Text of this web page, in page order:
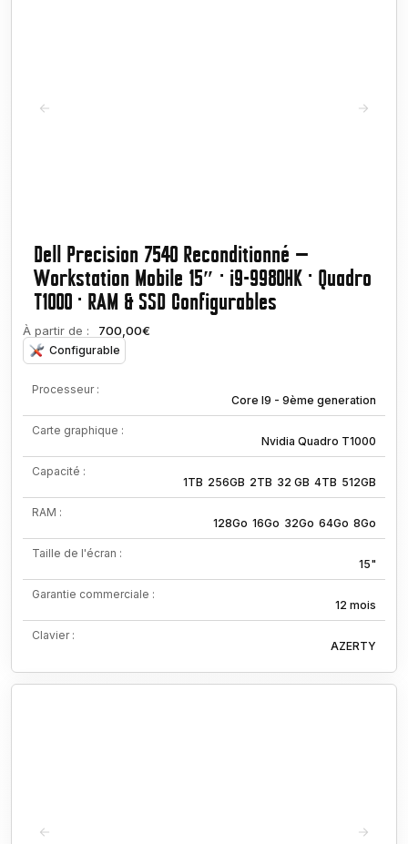
Dell Precision 7540 Reconditionné —
Workstation Mobile 15″ · i9-9980HK · Quadro
T1000 · RAM & SSD Configurables
À partir de : 700,00€
Configurable
Processeur :
Core I9 - 9ème generation
Carte graphique :
Nvidia Quadro T1000
Capacité :
1TB 256GB 2TB 32 GB 4TB 512GB
RAM :
128Go 16Go 32Go 64Go 8Go
Taille de l'écran :
15"
Garantie commerciale :
12 mois
Clavier :
AZERTY